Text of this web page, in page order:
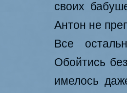
своих
Антон не
Все
Обойтись
имелось